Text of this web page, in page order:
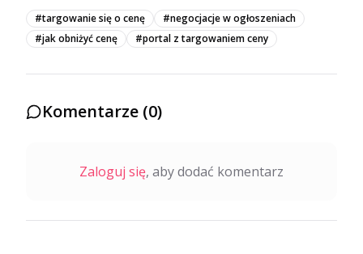
#targowanie się o cenę #negocjacje w ogłoszeniach
#jak obniżyć cenę #portal z targowaniem ceny
Komentarze (0)
Zaloguj się, aby dodać komentarz